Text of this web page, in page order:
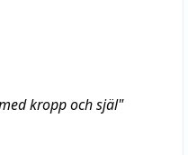
kropp och själ"